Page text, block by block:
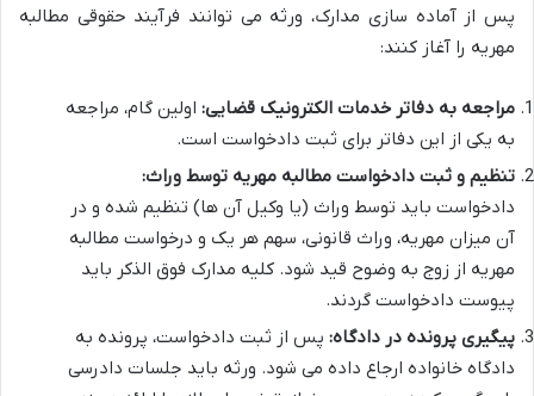
پس از آماده سازی مدارک، ورثه می توانند فرآیند حقوقی مطالبه
مهریه را آغاز کنند:
مراجعه به دفاتر خدمات الکترونیک قضایی: اولین گام، مراجعه
به یکی از این دفاتر برای ثبت دادخواست است.
تنظیم و ثبت دادخواست مطالبه مهریه توسط وراث:
دادخواست باید توسط وراث (یا وکیل آن ها) تنظیم شده و در
آن میزان مهریه، وراث قانونی، سهم هر یک و درخواست مطالبه
مهریه از زوج به وضوح قید شود. کلیه مدارک فوق الذکر باید
پیوست دادخواست گردند.
پیگیری پرونده در دادگاه: پس از ثبت دادخواست، پرونده به
دادگاه خانواده ارجاع داده می شود. ورثه باید جلسات دادرسی